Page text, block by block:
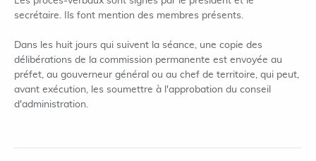
secrétaire. Ils font mention des membres présents.
Dans les huit jours qui suivent la séance, une copie des
délibérations de la commission permanente est envoyée au
préfet, au gouverneur général ou au chef de territoire, qui peut,
avant exécution, les soumettre à l'approbation du conseil
d'administration.